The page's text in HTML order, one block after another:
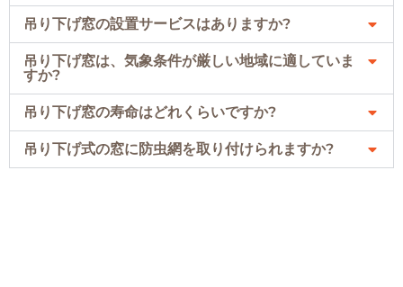
吊り下げ窓の設置サービスはありますか?
吊り下げ窓は、気象条件が厳しい地域に適していま
すか?
吊り下げ窓の寿命はどれくらいですか?
吊り下げ式の窓に防虫網を取り付けられますか?